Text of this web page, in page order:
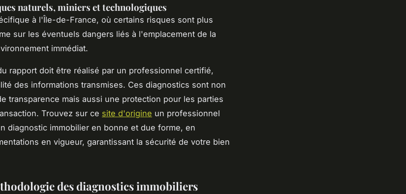
naturels, miniers et technologiques
à l'Île-de-France, où certains risques sont plus
sur les éventuels dangers liés à l'emplacement de la
immédiat.
rapport doit être réalisé par un professionnel certifié,
des informations transmises. Ces diagnostics sont non
transparence mais aussi une protection pour les parties
Trouvez sur ce site d'origine un professionnel
diagnostic immobilier en bonne et due forme, en
en vigueur, garantissant la sécurité de votre bien
des diagnostics immobiliers